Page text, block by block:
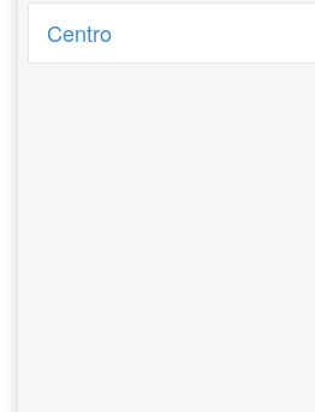
Centro